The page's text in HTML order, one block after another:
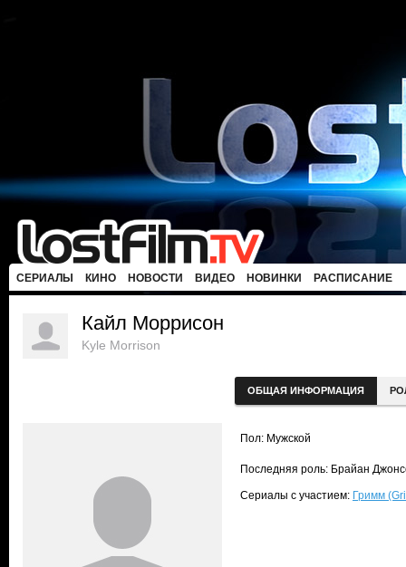
СЕРИАЛЫ КИНО НОВОСТИ ВИДЕО НОВИНКИ РАСПИСАНИЕ
Кайл Моррисон
Kyle Morrison
ОБЩАЯ ИНФОРМАЦИЯ
Пол: Мужской
Последняя роль: Брайан
Сериалы с участием: Гримм